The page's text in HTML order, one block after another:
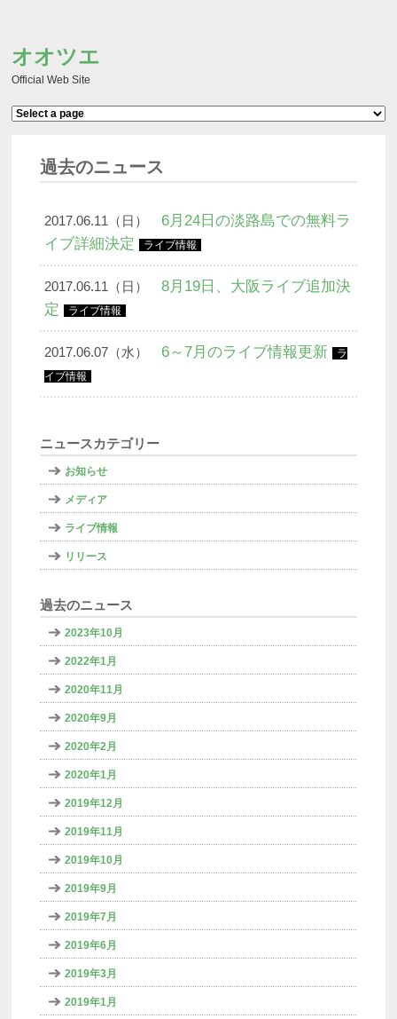
オオツエ
Official Web Site
ヘッダーメニュー
過去のニュース
2017.06.11（日）
6月24日の淡路島での無料ラ
イブ詳細決定
ライブ情報
2017.06.11（日）
8月19日、大阪ライブ追加決
定
ライブ情報
2017.06.07（水） 6～7月のライブ情報更新
ラ
イブ情報
ニュースカテゴリー
お知らせ
メディア
ライブ情報
リリース
過去のニュース
2023年10月
2022年1月
2020年11月
2020年9月
2020年2月
2020年1月
2019年12月
2019年11月
2019年10月
2019年9月
2019年7月
2019年6月
2019年3月
2019年1月